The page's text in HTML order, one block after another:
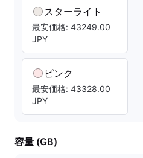
スターライト
最安価格: 43249.00
JPY
ピンク
最安価格: 43328.00
JPY
容量 (GB)